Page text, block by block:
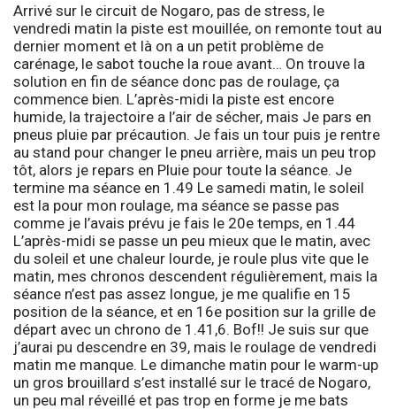
Arrivé sur le circuit de Nogaro, pas de stress, le
vendredi matin la piste est mouillée, on remonte tout au
dernier moment et là on a un petit problème de
carénage, le sabot touche la roue avant… On trouve la
solution en fin de séance donc pas de roulage, ça
commence bien. L’après-midi la piste est encore
humide, la trajectoire a l’air de sécher, mais Je pars en
pneus pluie par précaution. Je fais un tour puis je rentre
au stand pour changer le pneu arrière, mais un peu trop
tôt, alors je repars en Pluie pour toute la séance. Je
termine ma séance en 1.49 Le samedi matin, le soleil
est la pour mon roulage, ma séance se passe pas
comme je l’avais prévu je fais le 20e temps, en 1.44
L’après-midi se passe un peu mieux que le matin, avec
du soleil et une chaleur lourde, je roule plus vite que le
matin, mes chronos descendent régulièrement, mais la
séance n’est pas assez longue, je me qualifie en 15
position de la séance, et en 16e position sur la grille de
départ avec un chrono de 1.41,6. Bof!! Je suis sur que
j’aurai pu descendre en 39, mais le roulage de vendredi
matin me manque. Le dimanche matin pour le warm-up
un gros brouillard s’est installé sur le tracé de Nogaro,
un peu mal réveillé et pas trop en forme je me bats